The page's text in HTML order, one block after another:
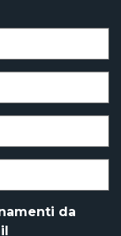
da